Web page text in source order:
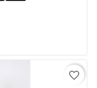
favorite_border